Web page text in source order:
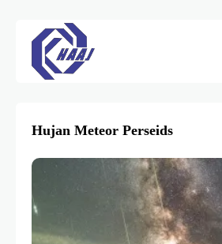
Hujan Meteor Perseids